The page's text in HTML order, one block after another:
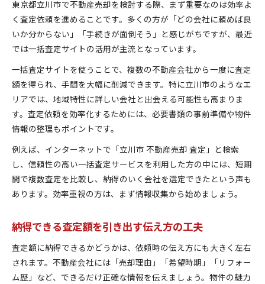
東京都立川市で不動産売却を検討する際、まず重要なのは効率よ
く査定依頼を進めることです。多くの方が「どの会社に頼めば良
いか分からない」「手続きが面倒そう」と感じがちですが、最近
では一括査定サイトの活用が主流となっています。
一括査定サイトを使うことで、複数の不動産会社から一度に査定
額を得られ、手間を大幅に削減できます。特に立川市のようなエ
リアでは、地域特性に詳しい会社と出会える可能性も高まりま
す。査定依頼を効率化するためには、必要書類の事前準備や物件
情報の整理もポイントです。
例えば、インターネットで「立川市 不動産売却 査定」と検索
し、信頼性の高い一括査定サービスを利用した方の中には、短期
間で複数査定を比較し、納得のいく会社を選定できたという声も
あります。効率重視の方は、まず情報収集から始めましょう。
納得できる査定額を引き出す伝え方の工夫
査定額に納得できるかどうかは、依頼時の伝え方にも大きく左右
されます。不動産会社には「売却理由」「希望時期」「リフォー
ム歴」など、できるだけ正確な情報を伝えましょう。物件の魅力